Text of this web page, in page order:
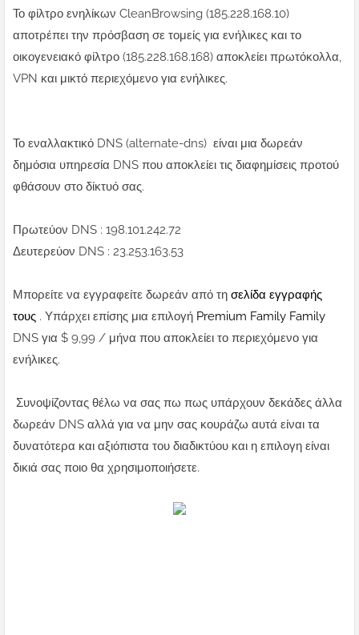
Το φίλτρο ενηλίκων CleanBrowsing (185.228.168.10)
αποτρέπει την πρόσβαση σε τομείς για ενήλικες και το
οικογενειακό φίλτρο (185.228.168.168) αποκλείει πρωτόκολλα,
VPN και μικτό περιεχόμενο για ενήλικες.
Το εναλλακτικό DNS (alternate-dns) είναι μια δωρεάν
δημόσια υπηρεσία DNS που αποκλείει τις διαφημίσεις προτού
φθάσουν στο δίκτυό σας.
Πρωτεύον DNS : 198.101.242.72
Δευτερεύον DNS : 23.253.163.53
Μπορείτε να εγγραφείτε δωρεάν από τη σελίδα εγγραφής
τους . Υπάρχει επίσης μια επιλογή Premium Family Family
DNS για $ 9,99 / μήνα που αποκλείει το περιεχόμενο για
ενήλικες.
Συνοψίζοντας θέλω να σας πω πως υπάρχουν δεκάδες άλλα
δωρεάν DNS αλλά για να μην σας κουράζω αυτά είναι τα
δυνατότερα και αξιόπιστα του διαδικτύου και η επιλογη είναι
δικιά σας ποιο θα χρησιμοποιήσετε.